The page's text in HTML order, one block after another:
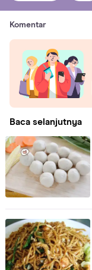
Komentar
Baca selanjutnya